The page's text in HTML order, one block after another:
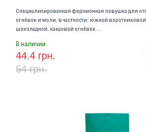
Специализированная феромонная ловушка для
огнёвок и моли, в частности: южной
шоколадной, какаовой огнёвок…
В наличии
44.4 грн.
54 грн.